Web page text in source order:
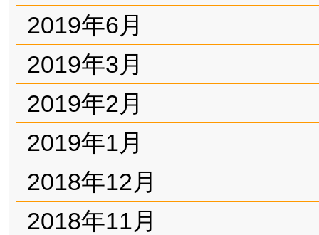
2019年6月
2019年3月
2019年2月
2019年1月
2018年12月
2018年11月